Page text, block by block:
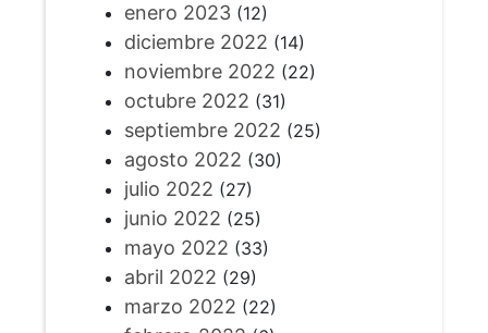
enero 2023(12)
diciembre 2022 (14)
noviembre 2022 (22)
octubre 2022 (31)
septiembre 2022 (25)
agosto 2022 (30)
julio 2022 (27)
junio 2022 (25)
mayo 2022 (33)
abril 2022 (29)
marzo 2022 (22)